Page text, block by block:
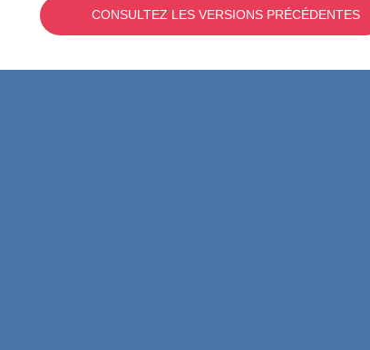
CONSULTEZ LES VERSIONS PRÉCÉDENTES